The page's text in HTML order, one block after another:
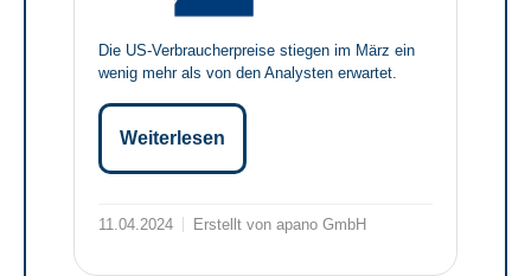
Die US-Verbraucherpreise stiegen im März ein
wenig mehr als von den Analysten erwartet.
Weiterlesen
11.04.2024 Erstellt von apano GmbH